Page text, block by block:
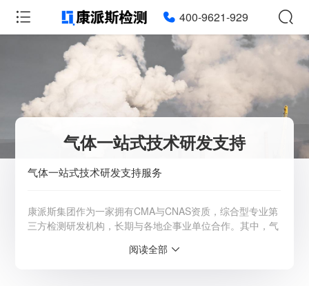
400-9621-929
气体一站式技术研发支持
气体一站式技术研发支持服务
康派斯集团作为一家拥有CMA与CNAS资质，综合型专业第
三方检测研发机构，长期与各地企事业单位合作。其中，气
然气、环境空气、工业排放气体等。详情请咨询客服：
阅读全部